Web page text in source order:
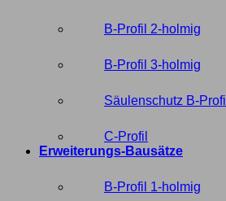
B-Profil 2-holmig
B-Profil 3-holmig
Säulenschutz B-Profil
C-Profil
Erweiterungs-Bausätze
B-Profil 1-holmig